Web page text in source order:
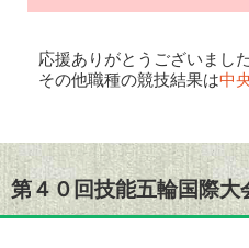
応援ありがとうございまし
その他職種の競技結果は中
第４０回技能五輪国際